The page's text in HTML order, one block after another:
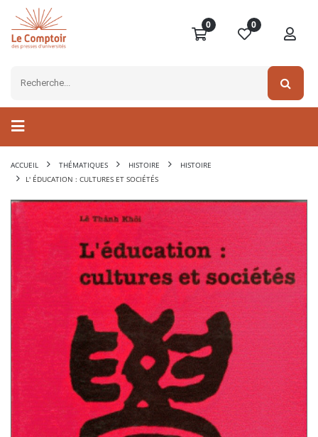
0 0
ACCUEIL THÉMATIQUES HISTOIRE
HISTOIRE
L' ÉDUCATION : CULTURES ET SOCIÉTÉS